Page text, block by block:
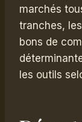
marchés
tranches,
bons de
les outils